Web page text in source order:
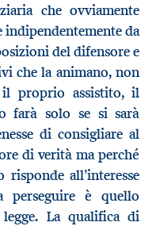
che ovviamente
indipendentemente da
del difensore e
che la animano, non
il proprio assistito, il
farà solo se si sarà
di consigliare al
di verità ma perché
all’interesse
perseguire è quello
legge. La qualifica di